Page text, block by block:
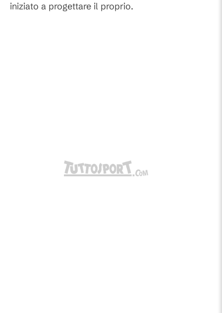
iniziato a progettare il proprio.